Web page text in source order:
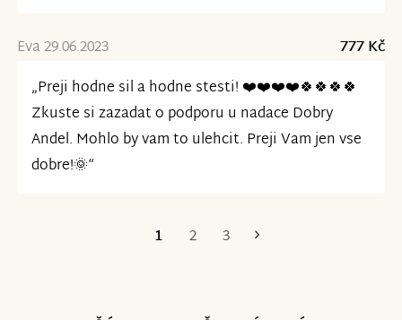
Eva 29.06.2023
777 Kč
„Preji hodne sil a hodne stesti! ❤️❤️❤️❤️🍀🍀🍀🍀
Zkuste si zazadat o podporu u nadace Dobry
Andel. Mohlo by vam to ulehcit. Preji Vam jen vse
dobre!🌞“
1 2 3